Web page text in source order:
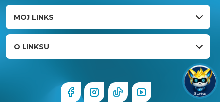
MOJ LINKS
O LINKSU